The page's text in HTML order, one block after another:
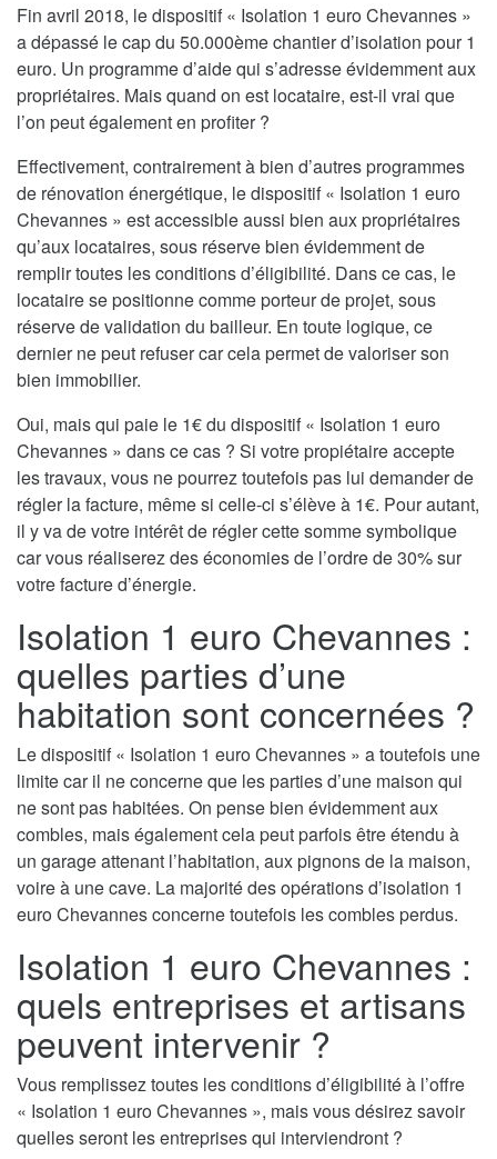
Fin avril 2018, le dispositif « Isolation 1 euro Chevannes »
a dépassé le cap du 50.000ème chantier d’isolation pour 1
euro. Un programme d’aide qui s’adresse évidemment aux
propriétaires. Mais quand on est locataire, est-il vrai que
l’on peut également en profiter ?
Effectivement, contrairement à bien d’autres programmes
de rénovation énergétique, le dispositif « Isolation 1 euro
Chevannes » est accessible aussi bien aux propriétaires
qu’aux locataires, sous réserve bien évidemment de
remplir toutes les conditions d’éligibilité. Dans ce cas, le
locataire se positionne comme porteur de projet, sous
réserve de validation du bailleur. En toute logique, ce
dernier ne peut refuser car cela permet de valoriser son
bien immobilier.
Oui, mais qui paie le 1€ du dispositif « Isolation 1 euro
Chevannes » dans ce cas ? Si votre propiétaire accepte
les travaux, vous ne pourrez toutefois pas lui demander de
régler la facture, même si celle-ci s’élève à 1€. Pour autant,
il y va de votre intérêt de régler cette somme symbolique
car vous réaliserez des économies de l’ordre de 30% sur
votre facture d’énergie.
Isolation 1 euro Chevannes :
quelles parties d’une
habitation sont concernées ?
Le dispositif « Isolation 1 euro Chevannes » a toutefois une
limite car il ne concerne que les parties d’une maison qui
ne sont pas habitées. On pense bien évidemment aux
combles, mais également cela peut parfois être étendu à
un garage attenant l’habitation, aux pignons de la maison,
voire à une cave. La majorité des opérations d’isolation 1
euro Chevannes concerne toutefois les combles perdus.
Isolation 1 euro Chevannes :
quels entreprises et artisans
peuvent intervenir ?
Vous remplissez toutes les conditions d’éligibilité à l’offre
« Isolation 1 euro Chevannes », mais vous désirez savoir
quelles seront les entreprises qui interviendront ?